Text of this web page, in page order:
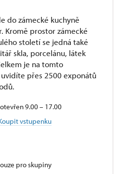
do zámecké kuchyně
Kromě prostor zámecké
století se jedná také
skla, porcelánu, látek
je na tomto
přes 2500 exponátů
9.00 – 17.00
vstupenku
pro skupiny